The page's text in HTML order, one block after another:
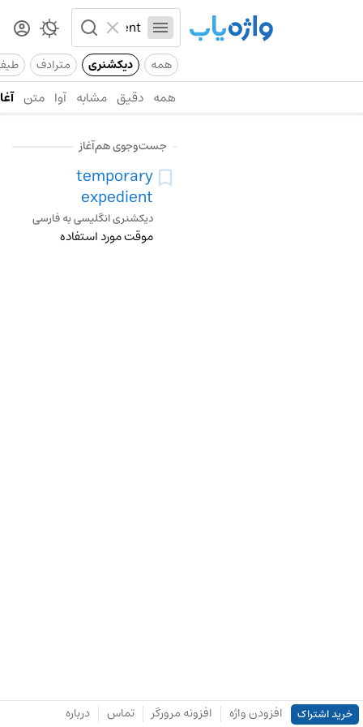
همه دیکشنری مترادف
همه دقیق مشابه آوا متن
جست‌وجوی هم‌آغاز
temporary
expedient
دیکشنری انگلیسی به فارسی
موقت مورد استفاده
خرید اشتراک افزودن واژه افزونه مرورگر تماس درباره